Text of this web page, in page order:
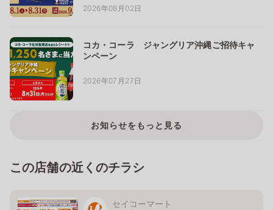
2026年08月02日
コカ・コーラ ジャングリア沖縄ご招待キャ
ンペーン
2026年07月27日
お知らせをもっと見る
この店舗の近くのチラシ
セイコーマート